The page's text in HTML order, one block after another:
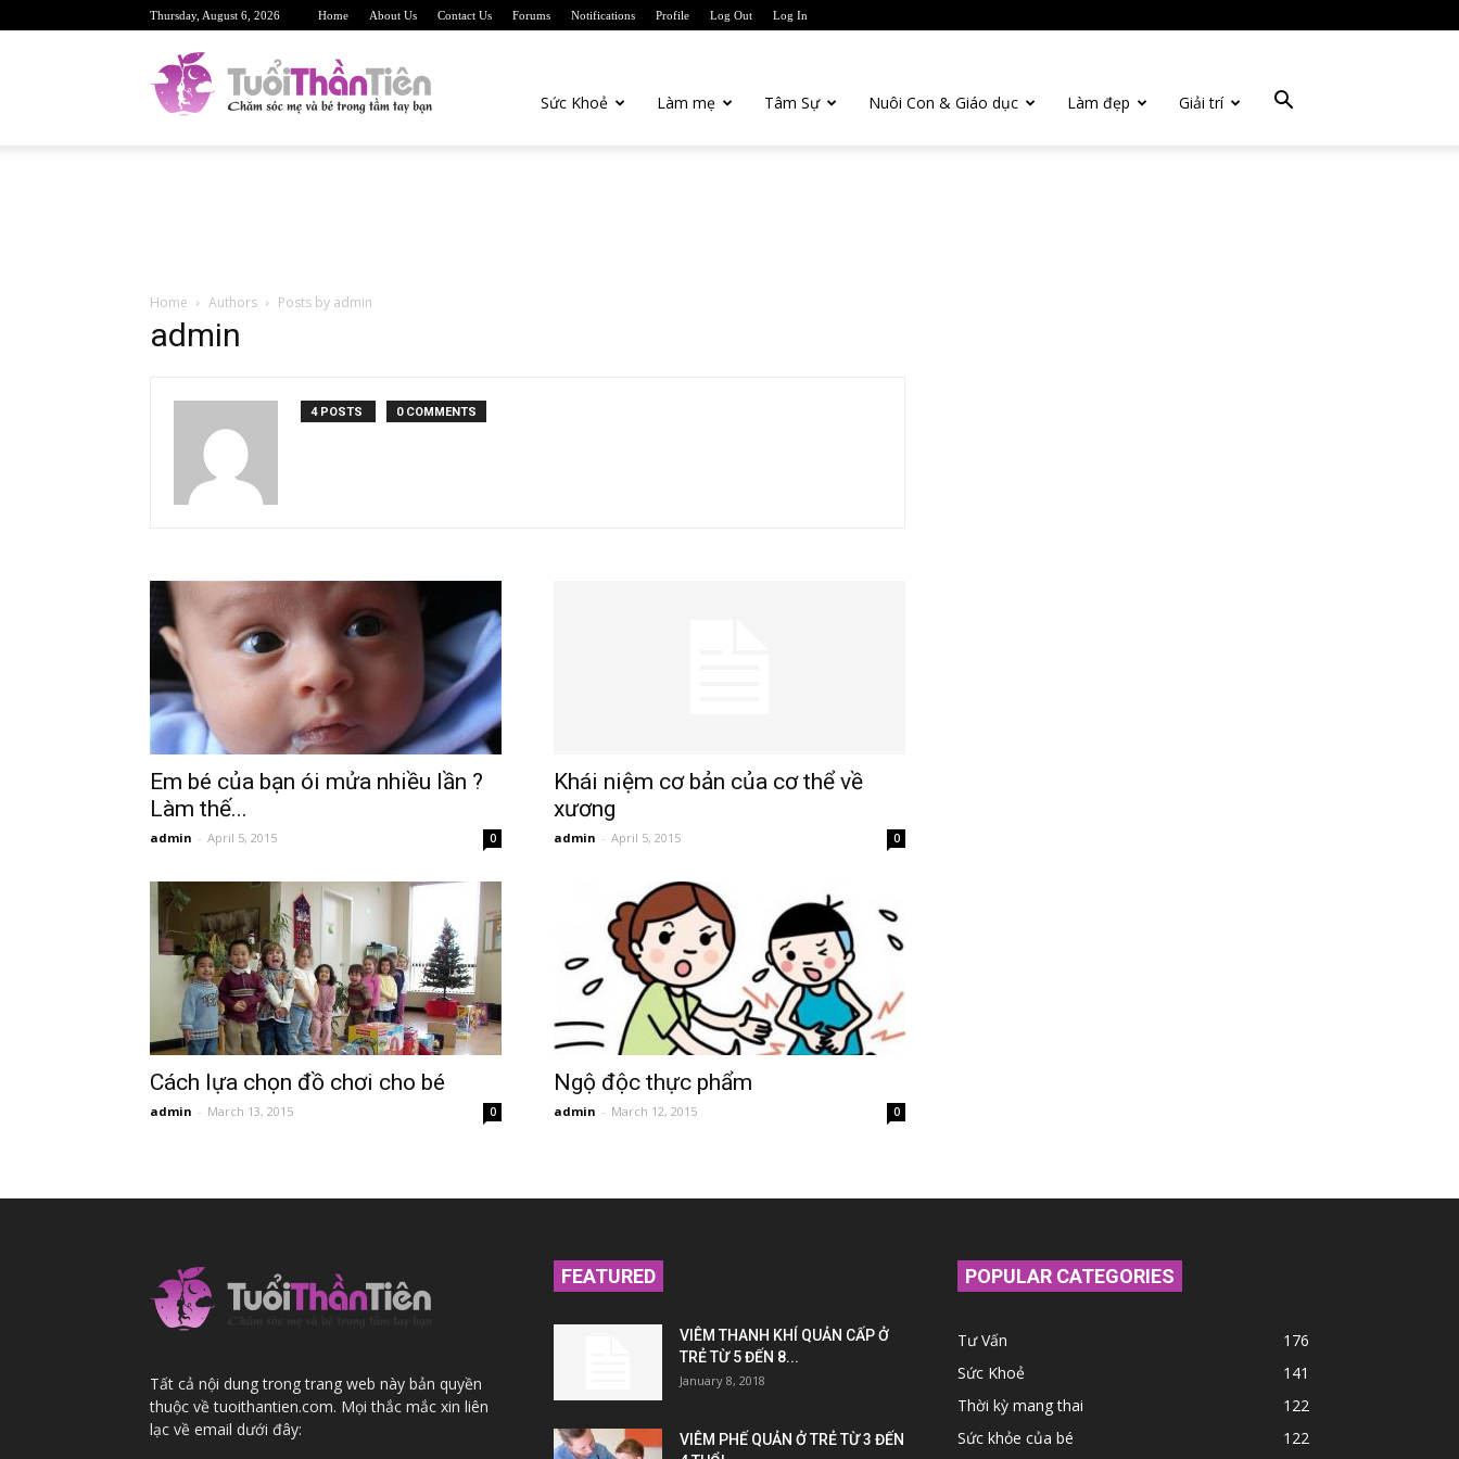
Thursday, August 6, 2026 Home About Us Contact Us Forums Notifications Profile Log Out Log In
cho
mẹ
và
bé
Sức Khoẻ Làm mẹ Tâm Sự Nuôi Con & Giáo dục Làm đẹp Giải trí
Home Authors Posts by admin
admin
4 POSTS 0 COMMENTS
Em bé của bạn ói mửa nhiều lần ?
Làm thế...
admin - April 5, 2015 0
Khái niệm cơ bản của cơ thể về
xương
admin - April 5, 2015 0
Cách lựa chọn đồ chơi cho bé
admin - March 13, 2015 0
Ngộ độc thực phẩm
admin - March 12, 2015 0
Tất cả nội dung trong trang web này bản quyền
thuộc về tuoithantien.com. Mọi thắc mắc xin liên
lạc về email dưới đây:
FEATURED
VIÊM THANH KHÍ QUẢN CẤP Ở
TRẺ TỪ 5 ĐẾN 8...
January 8, 2018
VIÊM PHẾ QUẢN Ở TRẺ TỪ 3 ĐẾN
POPULAR CATEGORIES
Tư Vấn
176
Sức Khoẻ
141
Thời kỳ mang thai
122
Sức khỏe của bé
122